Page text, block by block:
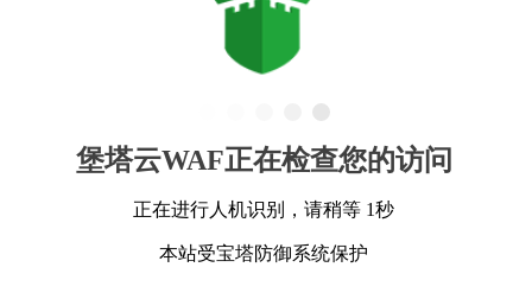
堡塔云WAF正在检查您的访问
正在进行人机识别，请稍等 1秒
本站受宝塔防御系统保护